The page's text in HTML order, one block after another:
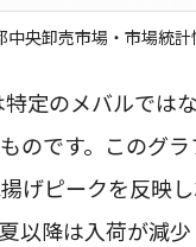
中央卸売市場・市場統計
定のメバルでは
のです。このグ
げピークを反映
以降は入荷が減